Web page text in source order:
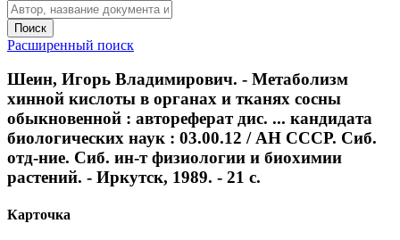
Поиск
Расширенный поиск
Шеин, Игорь Владимирович. - Метаболизм
хинной кислоты в органах и тканях сосны
обыкновенной : автореферат дис. ... кандидата
биологических наук : 03.00.12 / АН СССР. Сиб.
отд-ние. Сиб. ин-т физиологии и биохимии
растений. - Иркутск, 1989. - 21 с.
Карточка